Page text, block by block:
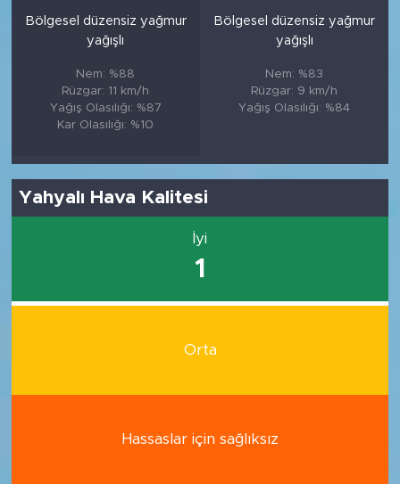
Bölgesel düzensiz yağmur
yağışlı
Nem: %88
Rüzgar: 11 km/h
Yağış Olasılığı: %87
Kar Olasılığı: %10
Bölgesel düzensiz yağmur
yağışlı
Nem: %83
Rüzgar: 9 km/h
Yağış Olasılığı: %84
Yahyalı Hava Kalitesi
İyi
1
Orta
Hassaslar için sağlıksız